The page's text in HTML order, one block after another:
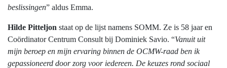
beslissingen” aldus Emma.
Hilde Pitteljon staat op de lijst namens SOMM. Ze is 58 jaar en
Coördinator Centrum Consult bij Dominiek Savio. “Vanuit uit
mijn beroep en mijn ervaring binnen de OCMW-raad ben ik
gepassioneerd door zorg voor iedereen. De keuzes rond sociaal